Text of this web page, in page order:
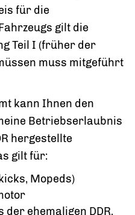
für die
gilt die
Teil I (früher der
muss mitgeführt
kann Ihnen den
Betriebserlaubnis
hergestellte
gilt für:
Mopeds)
ehemaligen DDR,